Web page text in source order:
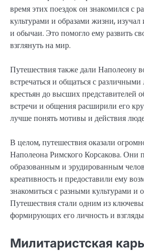
время этих поездок он знакомился с
культурами и образами жизни,
и обычаи. Это помогло ему развить
взглянуть на мир.
Путешествия также дали Наполеону
встречаться и общаться с
крестьян до высших представителей
встречи и общения расширили его
лучше понять мотивы и действия
В целом, путешествия оказали
Наполеона Римского Корсакова. Они
образованным и эрудированным
креативность и предоставили ему
знакомиться с разными культурами и
Путешествия стали одним из
формирующих его личность и
Милитаристская